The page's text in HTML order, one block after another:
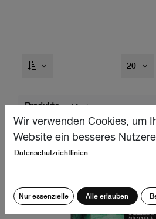
20
Produkte Marken
Wir verwenden Cookies, um
Website ein besseres
Datenschutzrichtlinien
Nur essenzielle Alle erlauben